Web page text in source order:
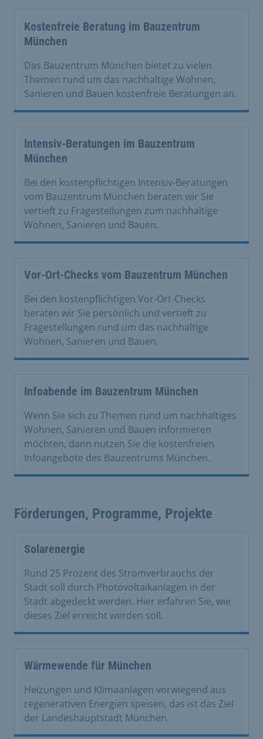
Kostenfreie Beratung im Bauzentrum
München
Das Bauzentrum München bietet zu vielen
Themen rund um das nachhaltige Wohnen,
Sanieren und Bauen kostenfreie Beratungen an.
Intensiv-Beratungen im Bauzentrum
München
Bei den kostenpflichtigen Intensiv-Beratungen
vom Bauzentrum München beraten wir Sie
vertieft zu Fragestellungen zum nachhaltige
Wohnen, Sanieren und Bauen.
Vor-Ort-Checks vom Bauzentrum München
Bei den kostenpflichtigen Vor-Ort-Checks
beraten wir Sie persönlich und vertieft zu
Fragestellungen rund um das nachhaltige
Wohnen, Sanieren und Bauen.
Infoabende im Bauzentrum München
Wenn Sie sich zu Themen rund um nachhaltiges
Wohnen, Sanieren und Bauen informieren
möchten, dann nutzen Sie die kostenfreien
Infoangebote des Bauzentrums München.
Förderungen, Programme, Projekte
Solarenergie
Rund 25 Prozent des Stromverbrauchs der
Stadt soll durch Photovoltaikanlagen in der
Stadt abgedeckt werden. Hier erfahren Sie, wie
dieses Ziel erreicht werden soll.
Wärmewende für München
Heizungen und Klimaanlagen vorwiegend aus
regenerativen Energien speisen, das ist das Ziel
der Landeshauptstadt München.